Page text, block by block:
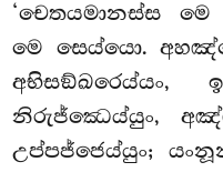
‘චෙතයමානස්ස
මෙ සෙය්යො.
නිරුජ්ඣෙය්යුං,
උප්පජ්ජෙය්යුං;